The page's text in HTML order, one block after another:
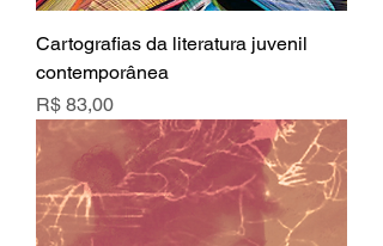
Cartografias da literatura juvenil
contemporânea
Preço
R$ 83,00